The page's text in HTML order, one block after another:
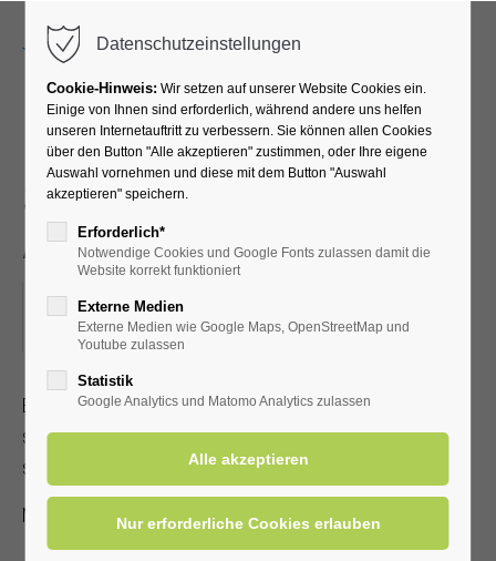
EFT Klopfakupressur -
Selbsthilfe bei Stress und
Angst
22.11.2025, 16:00–17:30
ORT: KURHALLE
EFT Klopfakupressur ist eine anerkannte Heilmethode, die
schnell erlernbar ist. Sie kann bei körperlichen und
seelischen Problemen eingesetzt werden.
Mit Kur-/ Einwohnerkarte 6,00 €, ohne 9,00 €
Datenschutzeinstellungen
Cookie-Hinweis: Wir setzen auf unserer Website Cookies ein.
Einige von Ihnen sind erforderlich, während andere uns helfen
unseren Internetauftritt zu verbessern. Sie können allen Cookies
über den Button "Alle akzeptieren" zustimmen, oder Ihre eigene
Auswahl vornehmen und diese mit dem Button "Auswahl
akzeptieren" speichern.
Erforderlich*
Notwendige Cookies und Google Fonts zulassen damit die
Website korrekt funktioniert
Externe Medien
Externe Medien wie Google Maps, OpenStreetMap und
Youtube zulassen
Statistik
Google Analytics und Matomo Analytics zulassen